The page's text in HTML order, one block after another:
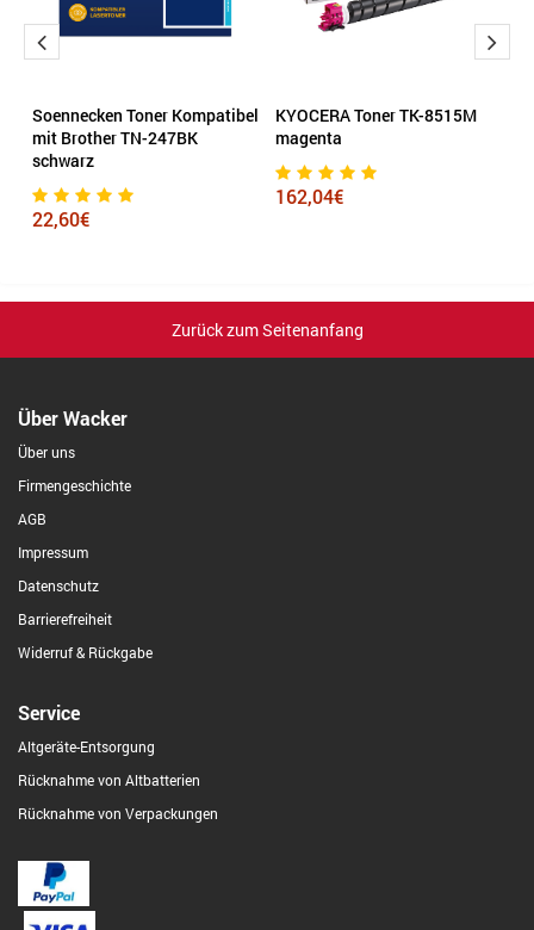
Soennecken Toner Kompatibel
mit Brother TN-247BK
schwarz
22,60€
KYOCERA Toner TK-8515M
magenta
162,04€
Zurück zum Seitenanfang
Über Wacker
Über uns
Firmengeschichte
AGB
Impressum
Datenschutz
Barrierefreiheit
Widerruf & Rückgabe
Service
Altgeräte-Entsorgung
Rücknahme von Altbatterien
Rücknahme von Verpackungen